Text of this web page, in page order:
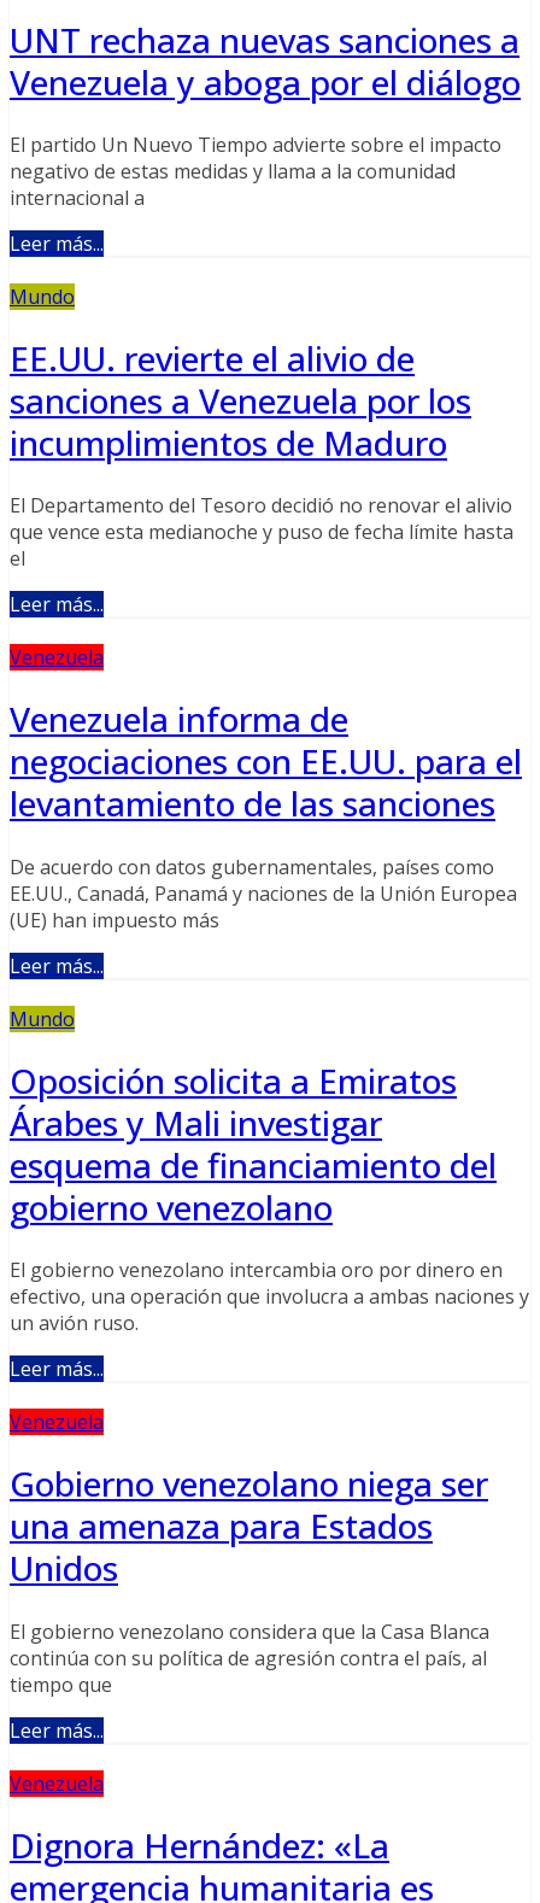
UNT rechaza nuevas sanciones a
Venezuela y aboga por el diálogo
El partido Un Nuevo Tiempo advierte sobre el impacto
negativo de estas medidas y llama a la comunidad
internacional a
Leer más...
Mundo
EE.UU. revierte el alivio de
sanciones a Venezuela por los
incumplimientos de Maduro
El Departamento del Tesoro decidió no renovar el alivio
que vence esta medianoche y puso de fecha límite hasta
el
Leer más...
Venezuela
Venezuela informa de
negociaciones con EE.UU. para el
levantamiento de las sanciones
De acuerdo con datos gubernamentales, países como
EE.UU., Canadá, Panamá y naciones de la Unión Europea
(UE) han impuesto más
Leer más...
Mundo
Oposición solicita a Emiratos
Árabes y Mali investigar
esquema de financiamiento del
gobierno venezolano
El gobierno venezolano intercambia oro por dinero en
efectivo, una operación que involucra a ambas naciones y
un avión ruso.
Leer más...
Venezuela
Gobierno venezolano niega ser
una amenaza para Estados
Unidos
El gobierno venezolano considera que la Casa Blanca
continúa con su política de agresión contra el país, al
tiempo que
Leer más...
Venezuela
Dignora Hernández: «La
emergencia humanitaria es